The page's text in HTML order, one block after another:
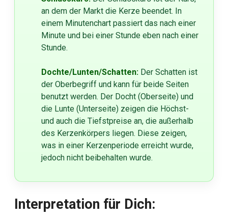
an dem der Markt die Kerze beendet. In
einem Minutenchart passiert das nach einer
Minute und bei einer Stunde eben nach einer
Stunde.
Dochte/Lunten/Schatten: Der Schatten ist
der Oberbegriff und kann für beide Seiten
benutzt werden. Der Docht (Oberseite) und
die Lunte (Unterseite) zeigen die Höchst-
und auch die Tiefstpreise an, die außerhalb
des Kerzenkörpers liegen. Diese zeigen,
was in einer Kerzenperiode erreicht wurde,
jedoch nicht beibehalten wurde.
Interpretation für Dich: